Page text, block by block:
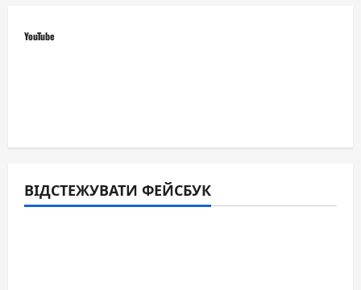
YouTube
ВІДСТЕЖУВАТИ ФЕЙСБУК